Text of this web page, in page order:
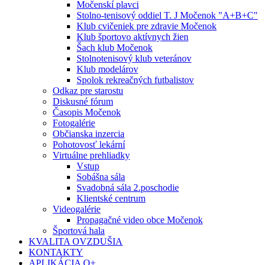
Močenskí plavci
Stolno-tenisový oddiel T. J Močenok "A+B+C"
Klub cvičeniek pre zdravie Močenok
Klub športovo aktívnych žien
Šach klub Močenok
Stolnotenisový klub veteránov
Klub modelárov
Spolok rekreačných futbalistov
Odkaz pre starostu
Diskusné fórum
Časopis Močenok
Fotogalérie
Občianska inzercia
Pohotovosť lekární
Virtuálne prehliadky
Vstup
Sobášna sála
Svadobná sála 2.poschodie
Klientské centrum
Videogalérie
Propagačné video obce Močenok
Športová hala
KVALITA OVZDUŠIA
KONTAKTY
APLIKÁCIA O+